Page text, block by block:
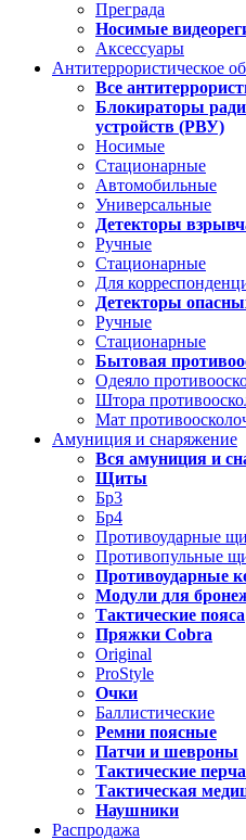
Преграда
Носимые
Аксессуары
Антитеррористическое
Все
Блокираторы
устройств (РВУ)
Носимые
Стационарные
Автомобильные
Универсальные
Детекторы
Ручные
Стационарные
Для
Детекторы
Ручные
Стационарные
Бытовая
Одеяло
Штора
Мат
Амуниция и снаряжение
Вся амуниция и
Щиты
Бр3
Бр4
Противоударные
Противопульные
Противоударные
Модули для
Тактические пояса
Пряжки Cobra
Original
ProStyle
Очки
Баллистические
Ремни поясные
Патчи и шевроны
Тактические
Тактическая
Наушники
Распродажа